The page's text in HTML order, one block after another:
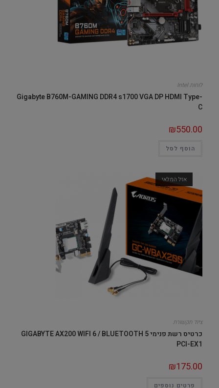
לוחות Intel
Gigabyte B760M-GAMING DDR4 s1700 VGA DP HDMI Type-
C
₪550.00
הוסף לסל
אזל המלאי
ציוד תקשורת
כרטיס רשת פנימי GIGABYTE AX200 WIFI 6 / BLUETOOTH 5
PCI-EX1
₪175.00
פרטים נוספים